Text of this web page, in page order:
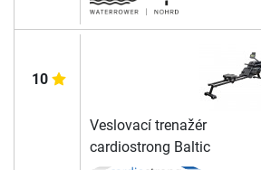
10
Veslovací trenažér
cardiostrong Baltic